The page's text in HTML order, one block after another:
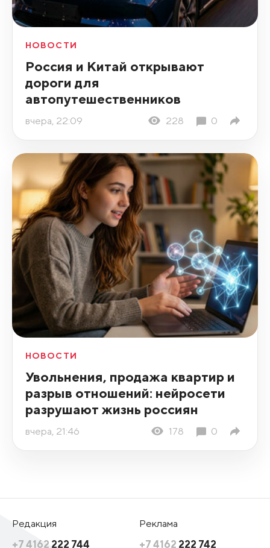
НОВОСТИ
Россия и Китай открывают
дороги для
автопутешественников
вчера, 22:09 228 0
НОВОСТИ
Увольнения, продажа квартир и
разрыв отношений: нейросети
разрушают жизнь россиян
вчера, 21:46 178 0
Редакция
+7 4162 222 744
Реклама
+7 4162 222 742